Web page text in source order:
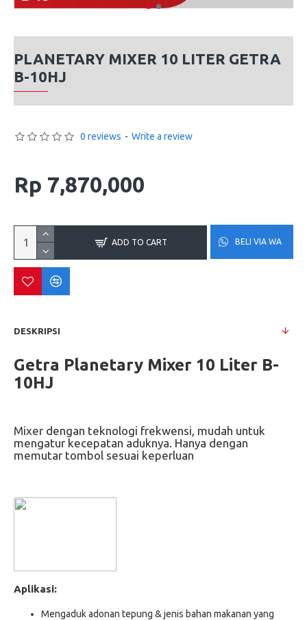
PLANETARY MIXER 10 LITER GETRA
B-10HJ
0 reviews - Write a review
Rp 7,870,000
ADD TO CART BELI VIA WA
DESKRIPSI
Getra Planetary Mixer 10 Liter B-
10HJ
Mixer dengan teknologi frekwensi, mudah untuk
mengatur kecepatan aduknya. Hanya dengan
memutar tombol sesuai keperluan
Aplikasi:
Mengaduk adonan tepung & jenis bahan makanan yang